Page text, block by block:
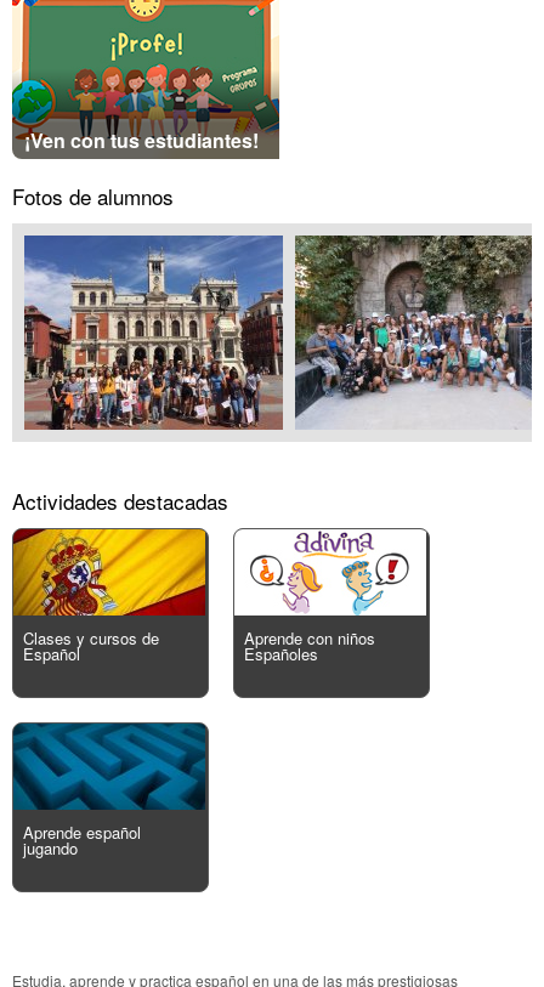
¡Ven con tus estudiantes!
Fotos de alumnos
Actividades destacadas
Clases y cursos de
Español
Aprende con niños
Españoles
Aprende español
jugando
Estudia, aprende y practica español en una de las más prestigiosas